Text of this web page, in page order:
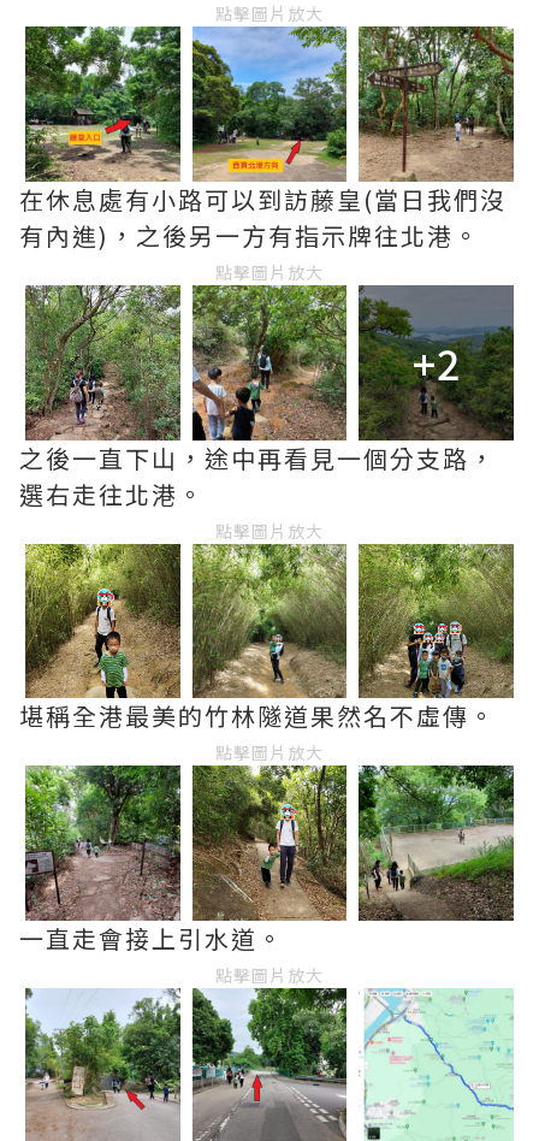
點擊圖片放大
在休息處有小路可以到訪藤皇(當日我們沒
有內進)，之後另一方有指示牌往北港。
點擊圖片放大
+2
之後一直下山，途中再看見一個分支路，
選右走往北港。
點擊圖片放大
堪稱全港最美的竹林隧道果然名不虛傳。
點擊圖片放大
一直走會接上引水道。
點擊圖片放大